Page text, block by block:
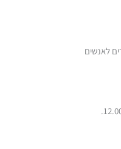
לאנשים